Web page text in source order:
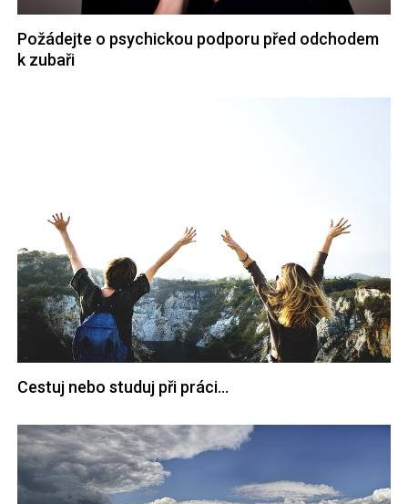
Požádejte o psychickou podporu před odchodem
k zubaři
Cestuj nebo studuj při práci…